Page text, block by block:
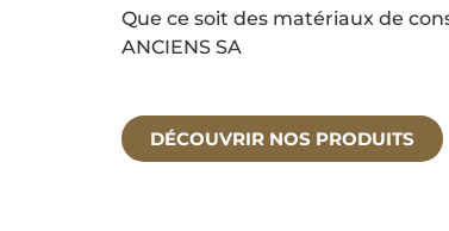
Que ce soit des matériaux de
ANCIENS SA
DÉCOUVRIR NOS PRODUITS